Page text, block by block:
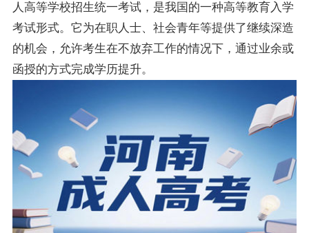
人高等学校招生统一考试，是我国的一种高等教育入学
考试形式。它为在职人士、社会青年等提供了继续深造
的机会，允许考生在不放弃工作的情况下，通过业余或
函授的方式完成学历提升。